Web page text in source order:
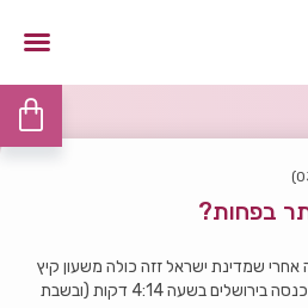
בפחות?
שמדינת ישראל זזה כולה משעון קיץ
לשעון חורף, וזה אומר שהשבת נכנסה בירושלים בשעה 4:14 דקות (ובשבת